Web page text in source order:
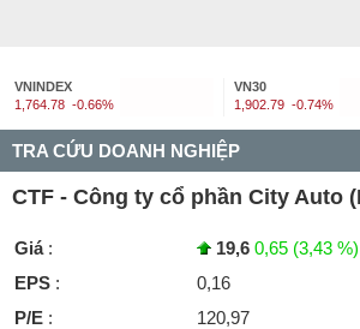
VNINDEX
1,764.78 -0.66%
VN30
1,902.79 -0.74%
TRA CỨU DOANH NGHIỆP
CTF - Công ty cổ phần City Auto
Giá: 19,6 0,65 (3,43 %)
EPS :
0,16
P/E :
120,97